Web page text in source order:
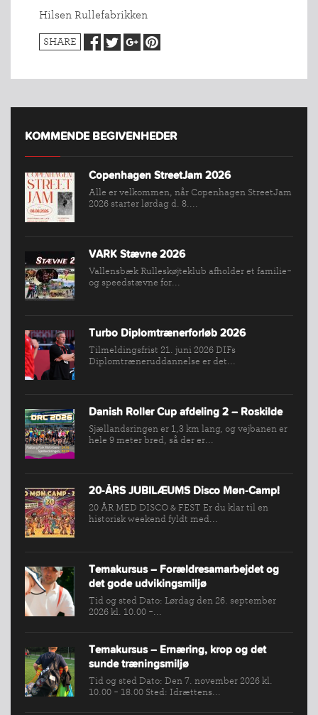
INDMELDELSE
BREDDEPULJE
NYHEDER
FIND
SPORTSGRENE
FORBUNDET
VÆRKTØJSKASSEN
Hilsen Rullefabrikken
SHARE
KOMMENDE BEGIVENHEDER
Copenhagen StreetJam 2026
Alle er velkommen, når Copenhagen StreetJam
2026 starter lørdag d. 8....
VARK Stævne 2026
Vallensbæk Rulleskøjteklub afholder et familie-
og speedstævne for...
Turbo Diplomtrænerforløb 2026
Tilmeldingsfrist 21. juni 2026 DIFs
Diplomtræneruddannelse er det...
Danish Roller Cup afdeling 2 – Roskilde
Sjællandsringen er 1,3 km lang, og vejbanen er
hele 9 meter bred, så der er...
20-ÅRS JUBILÆUMS Disco Møn-Camp!
20 ÅR MED DISCO & FEST Er du klar til en
historisk weekend fyldt med...
Temakursus – Forældresamarbejdet og
det gode udvikingsmiljø
Tid og sted Dato: Lørdag den 26. september
2026 kl. 10.00 -...
Temakursus – Ernæring, krop og det
sunde træningsmiljø
Tid og sted Dato: Den 7. november 2026 kl.
10.00 - 18.00 Sted: Idrættens...